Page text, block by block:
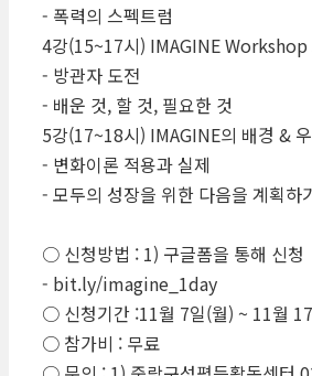
- 폭력의 스펙트럼
4강(15~17시) IMAGINE
- 방관자 도전
- 배운 것, 할 것, 필요한 것
5강(17~18시) IMAGINE의 배경 &
- 변화이론 적용과 실제
- 모두의 성장을 위한 다음을 계획하
​○ 신청방법 : 1) 구글폼을 통해 신청
- bit.ly/imagine_1day
○ 신청기간 :11월 7일(월) ~ 11월
○ 참가비 : 무료